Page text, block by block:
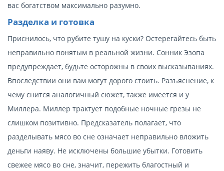
вас богатством максимально разумно.
Разделка и готовка
Приснилось, что рубите тушу на куски? Остерегайтесь быть
неправильно понятым в реальной жизни. Сонник Эзопа
предупреждает, будьте осторожны в своих высказываниях.
Впоследствии они вам могут дорого стоить. Разъяснение, к
чему снится аналогичный сюжет, также имеется и у
Миллера. Миллер трактует подобные ночные грезы не
слишком позитивно. Предсказатель полагает, что
разделывать мясо во сне означает неправильно вложить
деньги наяву. Не исключены большие убытки. Готовить
свежее мясо во сне, значит, пережить благостный и